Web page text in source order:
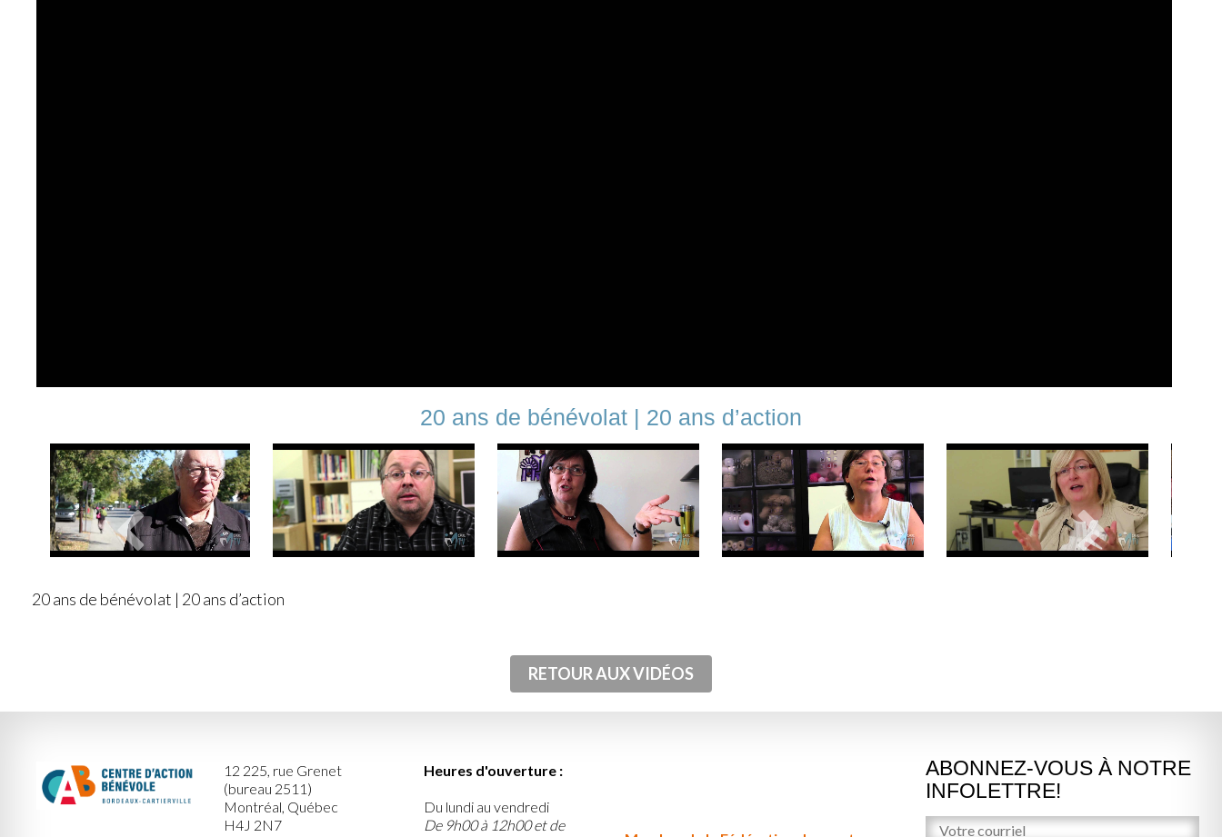
20 ans de bénévolat | 20 ans d’action
20 ans de bénévolat | 20 ans d’action
RETOUR AUX VIDÉOS
12 225, rue Grenet
(bureau 2511)
Montréal, Québec
H4J 2N7
Heures d'ouverture :
Du lundi au vendredi
De 9h00 à 12h00 et de
ABONNEZ-VOUS À NOTRE
INFOLETTRE!